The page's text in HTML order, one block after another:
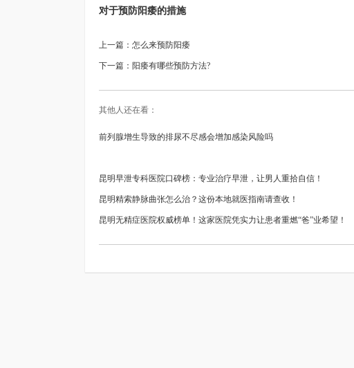
对于预防阳痿的措施
上一篇： 怎么来预防阳痿
下一篇： 阳痿有哪些预防方法?
其他人还在看：
前列腺增生导致的排尿不尽感会增加感染风险吗
昆明早泄专科医院口碑榜：专业治疗早泄，让男人重拾自信！
昆明精索静脉曲张怎么治？这份本地就医指南请查收！
昆明无精症医院权威榜单！这家医院凭实力让患者重燃“爸”业希望！